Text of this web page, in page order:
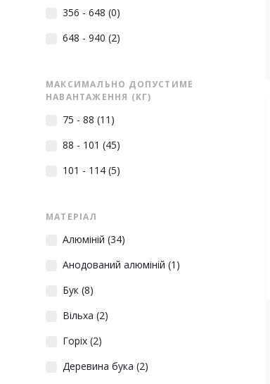
356 - 648 (0)
648 - 940 (2)
МАКСИМАЛЬНО ДОПУСТИМЕ
НАВАНТАЖЕННЯ (КГ)
75 - 88 (11)
88 - 101 (45)
101 - 114 (5)
МАТЕРІАЛ
Алюміній (34)
Анодований алюміній (1)
Бук (8)
Вільха (2)
Горіх (2)
Деревина бука (2)